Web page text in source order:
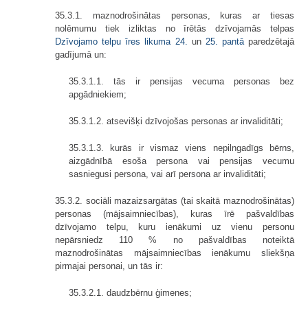
35.3.1. maznodrošinātas personas, kuras ar tiesas
nolēmumu tiek izliktas no īrētās dzīvojamās telpas
Dzīvojamo telpu īres likuma 24. un 25. pantāparedzētajā
gadījumā un:
35.3.1.1. tās ir pensijas vecuma personas bez
apgādniekiem;
35.3.1.2. atsevišķi dzīvojošas personas ar invaliditāti;
35.3.1.3. kurās ir vismaz viens nepilngadīgs bērns,
aizgādnībā esoša persona vai pensijas vecumu
sasniegusi persona, vai arī persona ar invaliditāti;
35.3.2. sociāli mazaizsargātas (tai skaitā maznodrošinātas)
personas (mājsaimniecības), kuras īrē pašvaldības
dzīvojamo telpu, kuru ienākumi uz vienu personu
nepārsniedz 110 % no pašvaldības noteiktā
maznodrošinātas mājsaimniecības ienākumu sliekšņa
pirmajai personai, un tās ir:
35.3.2.1. daudzbērnu ģimenes;